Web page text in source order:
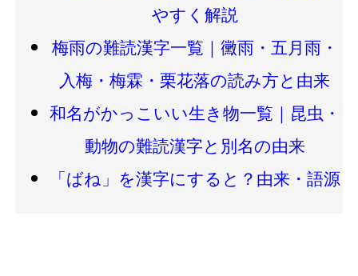
やすく解説
梅雨の難読漢字一覧｜黴雨・五月雨・
入梅・梅霖・栗花落の読み方と由来
和名がかっこいい生き物一覧｜昆虫・
動物の難読漢字と別名の由来
「ばね」を漢字にすると？由来・語源